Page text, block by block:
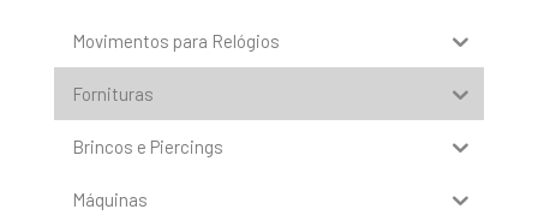
Movimentos para Relógios
Fornituras
Brincos e Piercings
Máquinas